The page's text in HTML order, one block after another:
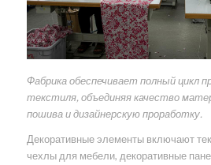
Фабрика обеспечивает полный цикл
текстиля, объединяя качество
пошива и дизайнерскую проработку.
Декоративные элементы включают
чехлы для мебели, декоративные